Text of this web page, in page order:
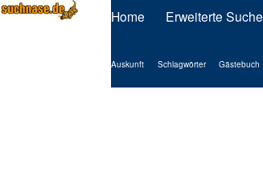
Home Erweiterte Suche
Auskunft Schlagwörter Gästebuch